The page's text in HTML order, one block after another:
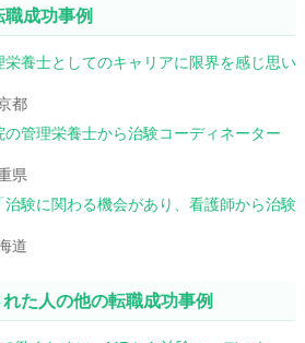
成功事例
栄養士としてのキャリアに限界を感じ思い
都
の管理栄養士から治験コーディネーター
県
治験に関わる機会があり、看護師から治験
道
た人の他の転職成功事例